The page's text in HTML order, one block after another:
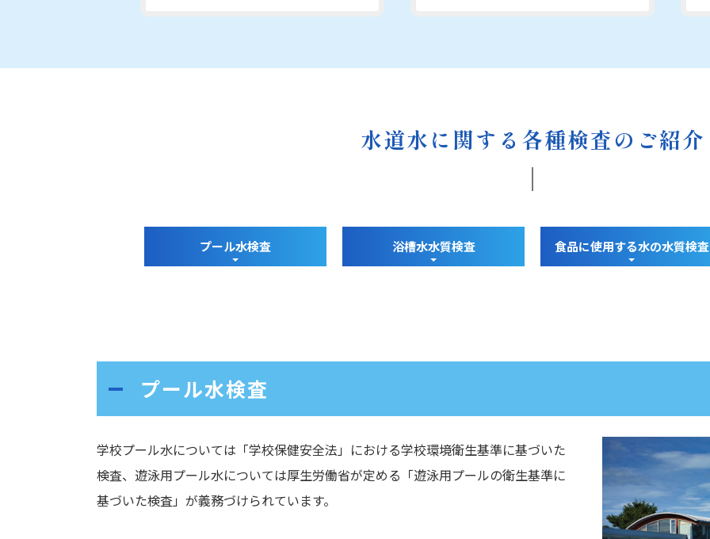
水道水に関する各種検査のご紹介
プール水検査 浴槽水水質検査 食品に使用する水の水質検査
プール水検査
学校プール水については「学校保健安全法」における学校環境衛生基準に基づいた
検査、遊泳用プール水については厚生労働省が定める「遊泳用プールの衛生基準に
基づいた検査」が義務づけられています。